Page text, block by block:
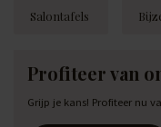
Salontafels
Profiteer van
Grijp je kans! Profiteer nu